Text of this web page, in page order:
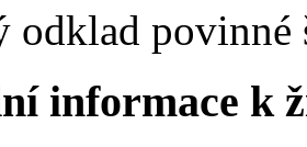
odklad
informace k